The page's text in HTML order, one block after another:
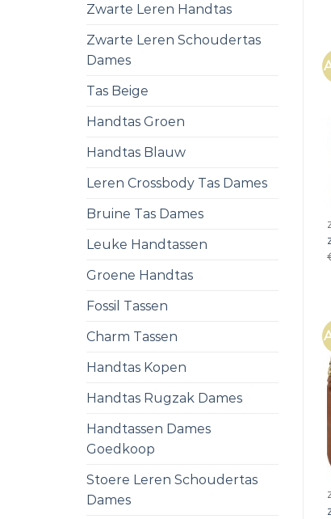
Zwarte Leren Handtas
Zwarte Leren Schoudertas
Dames
Tas Beige
Handtas Groen
Handtas Blauw
Leren Crossbody Tas Dames
Bruine Tas Dames
Leuke Handtassen
Groene Handtas
Fossil Tassen
Charm Tassen
Handtas Kopen
Handtas Rugzak Dames
Handtassen Dames
Goedkoop
Stoere Leren Schoudertas
Dames